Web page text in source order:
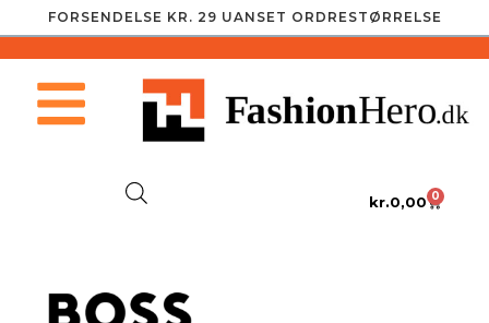
FORSENDELSE KR. 29 UANSET ORDRESTØRRELSE
kr.0,00 0